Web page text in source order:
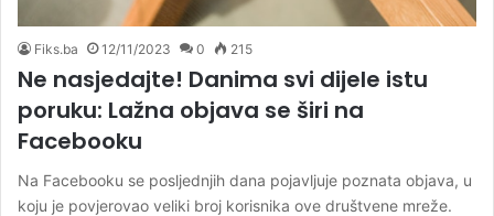
Fiks.ba 12/11/2023 0 215
Ne nasjedajte! Danima svi dijele istu
poruku: Lažna objava se širi na
Facebooku
Na Facebooku se posljednjih dana pojavljuje poznata objava, u
koju je povjerovao veliki broj korisnika ove društvene mreže.